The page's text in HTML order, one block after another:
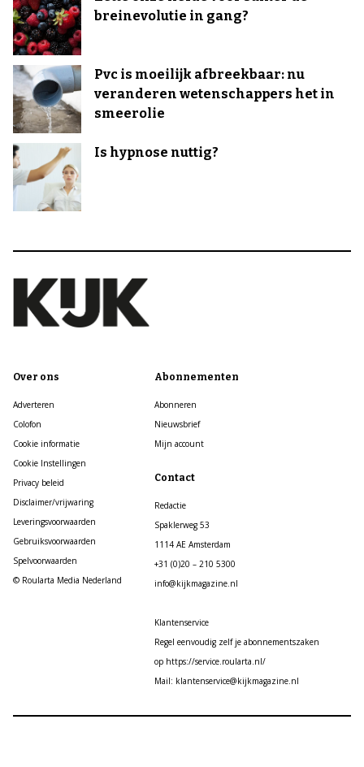
breinevolutie in gang?
Pvc is moeilijk afbreekbaar: nu
veranderen wetenschappers het in
smeerolie
Is hypnose nuttig?
Over ons
Adverteren
Colofon
Cookie informatie
Cookie Instellingen
Privacy beleid
Disclaimer/vrijwaring
Leveringsvoorwaarden
Gebruiksvoorwaarden
Spelvoorwaarden
© Roularta Media Nederland
Abonnementen
Abonneren
Nieuwsbrief
Mijn account
Contact
Redactie
Spaklerweg 53
1114 AE Amsterdam
+31 (0)20 – 210 5300
info@kijkmagazine.nl
Klantenservice
Regel eenvoudig zelf je abonnementszaken
op https://service.roularta.nl/
Mail: klantenservice@kijkmagazine.nl